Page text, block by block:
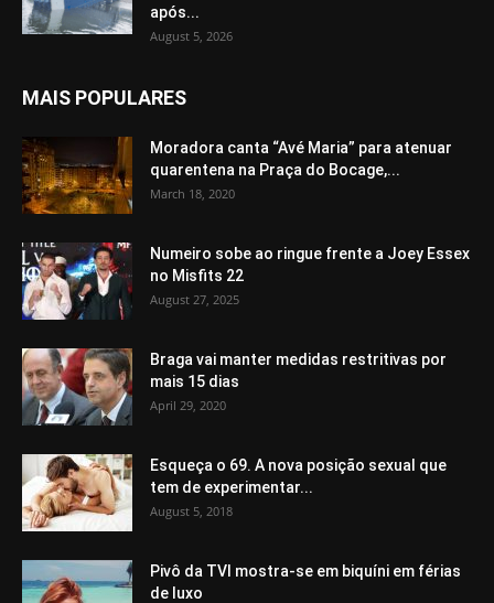
após...
August 5, 2026
MAIS POPULARES
Moradora canta “Avé Maria” para atenuar
quarentena na Praça do Bocage,...
March 18, 2020
Numeiro sobe ao ringue frente a Joey Essex
no Misfits 22
August 27, 2025
Braga vai manter medidas restritivas por
mais 15 dias
April 29, 2020
Esqueça o 69. A nova posição sexual que
tem de experimentar...
August 5, 2018
Pivô da TVI mostra-se em biquíni em férias
de luxo